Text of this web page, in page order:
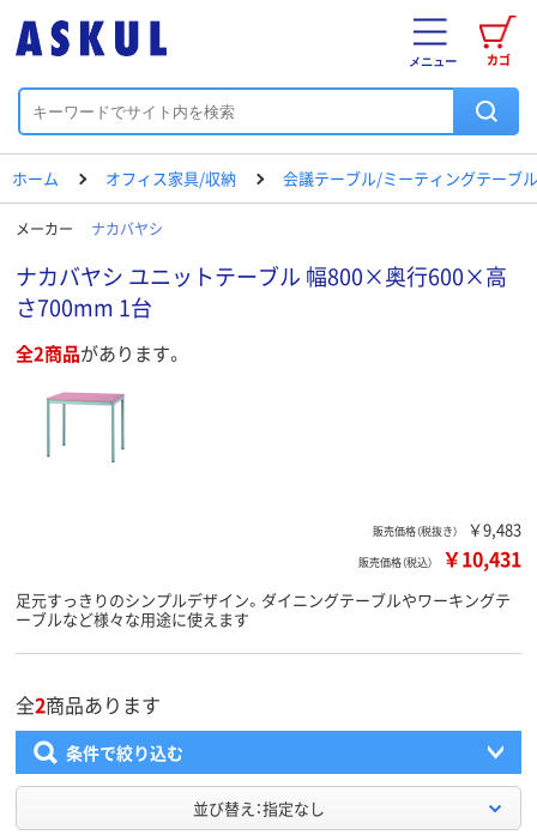
カゴ
メニュー
ホーム オフィス家具/収納 会議テーブル/ミーティングテーブル
メーカー ナカバヤシ
ナカバヤシ ユニットテーブル 幅800×奥行600×高
さ700mm 1台
全2商品があります。
販売価格（税抜き） ￥9,483
販売価格（税込） ￥10,431
足元すっきりのシンプルデザイン。ダイニングテーブルやワーキングテ
ーブルなど様々な用途に使えます
全2商品あります
条件で絞り込む
並び替え：指定なし